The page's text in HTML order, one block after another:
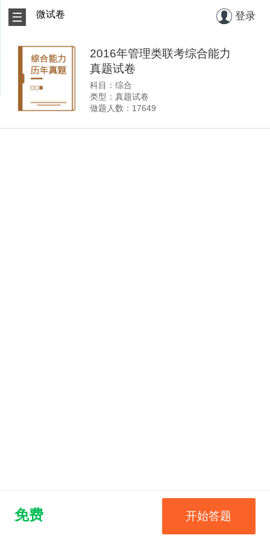
微试卷 登录
2016年管理类联考综合能力
真题试卷
科目：综合
类型：真题试卷
做题人数：17649
免费 开始答题